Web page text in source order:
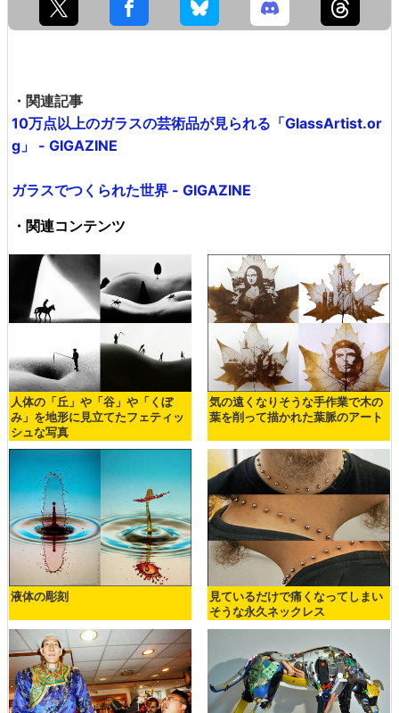
・関連記事
10万点以上のガラスの芸術品が見られる「GlassArtist.or
g」 - GIGAZINE
ガラスでつくられた世界 - GIGAZINE
・関連コンテンツ
人体の「丘」や「谷」や「くぼ
み」を地形に見立てたフェティッ
シュな写真
気の遠くなりそうな手作業で木の
葉を削って描かれた葉脈のアート
液体の彫刻
見ているだけで痛くなってしまい
そうな永久ネックレス